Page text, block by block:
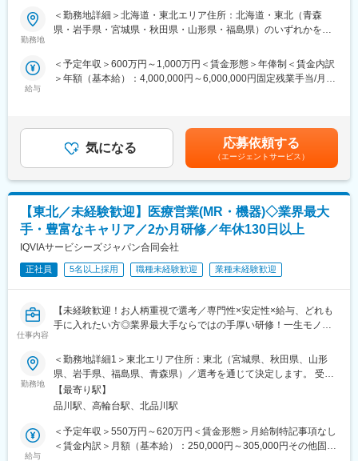
《あなたの想いを実現する豊富なキャリアプランとサポート体
制！》
社部門（マネージャー、研修部門など）へのキャリアチェンジ」
など幅広いキャリアプランがあります。また、弊社のマネージャ
将来のキャリアに関してサポートをしていきます。
《職種に関して》
■MRとは主に医師や薬剤師等へ、担当製品の情報提供を行いま
す。担当施設の患者様に応じた情報提供や、担当製品の処方後の
情報収集を行います。
変更の範囲：会社の定める業務
シェアの製品多数/インセンティブ制度/入社想定日：2026年10月1
日】
★個人の裁量が大きく、年齢・性別関係・社歴関係なく活躍でき
る環境です！
■業務詳細
担当エリアの病院（主に医師）に対し、当社にて扱っている製品
を提案していただきます。医師のニーズを掘り下げた上で解決に
最適なソリューションを提案する、コンサルティングのような営
業スタイルになります。
＜具体的な業務内容＞
・担当する製品の提案、技術サポート（手術の立会いあり）
・最新の医療関連情報の提供、医療機関へのサポート（勉強・セ
ミナーの主催など）
・販売代理店へのサポート
※担当病院数は10～15施設ほどです。
※緊急の呼び出し等は発生いたしません。
■担当製品
サージェリー事業本部で展開している外科の製品群で「手術用縫
合糸」「手術用器機」「止血剤」の大きく3つ分けれております。
入社後はいずれかの製品群を担当いただきます。豊富なラインナ
ップを揃えており、顧客のニーズに合わせた最適なソリューショ
ン提案が可能です。
勤務地
＜勤務地詳細＞北海道・東北エリア住所：北海道・東北（青森
県・岩手県・宮城県・秋田県・山形県・福島県）のいずれかを担
囲：会社の定める事業所
給与
＜予定年収＞600万円～1,000万円＜賃金形態＞年俸制＜賃金内訳
＞年額（基本給）：4,000,000円～6,000,000円固定残業手当/月：
補足＞※ご経験やスキルを考慮し決定いたします。※上記はインセ
ンティブを含む金額です。賃金はあくまでも目安の金額であり、
選考を通じて上下する可能性があります。月給(月額)は固定手当を
含めた表記です。
気になる 応募依頼する
（エージェントサービス）
【東北／未経験歓迎】医療営業(MR・機器)◇業界最大
手・豊富なキャリア／2か月研修／年休130日以上
IQVIAサービシーズジャパン合同会社
正社員 5名以上採用 職種未経験歓迎 業種未経験歓迎
仕事内容
【未経験歓迎！お人柄重視で選考／専門性×安定性×給与、どれも
手に入れたい方◎業界最大手ならではの手厚い研修！一生モノの
パス豊富】
＼そもそも「MR」とは？／
「医薬情報提供者」と呼ばれる専門資格を取得して活動する営業
職です。IQVIAのお客様である国内医薬品メーカーにて、医薬品の
営業活動を行っていただきます。
人々の命を守る商材に携わるため、社会貢献性と安定性を兼ね備
勤務地
＜勤務地詳細1＞東北エリア住所：東北（宮城県、秋田県、山形
県、岩手県、福島県、青森県）／選考を通じて決定します。 受動
喫煙対策：屋内全面禁煙＜勤務地詳細2＞本社住所：東京都港区高
輪4-10-18 京急第1ビル勤務地最寄駅：JR各線／品川駅受動喫煙対
【最寄り駅】
品川駅、高輪台駅、北品川駅
給与
＜予定年収＞550万円～620万円＜賃金形態＞月給制特記事項なし
＜賃金内訳＞月額（基本給）：250,000円～305,000円その他固定